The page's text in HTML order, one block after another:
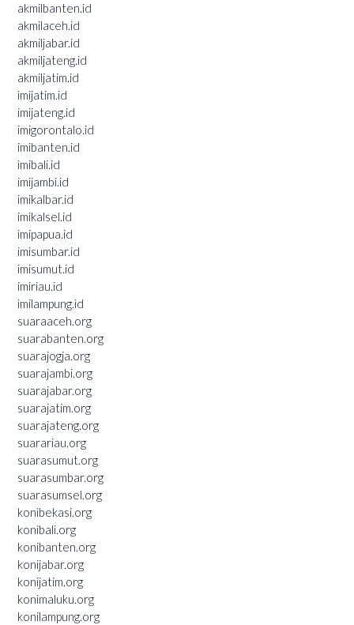
akmilbanten.id
akmilaceh.id
akmiljabar.id
akmiljateng.id
akmiljatim.id
imijatim.id
imijateng.id
imigorontalo.id
imibanten.id
imibali.id
imijambi.id
imikalbar.id
imikalsel.id
imipapua.id
imisumbar.id
imisumut.id
imiriau.id
imilampung.id
suaraaceh.org
suarabanten.org
suarajogja.org
suarajambi.org
suarajabar.org
suarajatim.org
suarajateng.org
suarariau.org
suarasumut.org
suarasumbar.org
suarasumsel.org
konibekasi.org
konibali.org
konibanten.org
konijabar.org
konijatim.org
konimaluku.org
konilampung.org